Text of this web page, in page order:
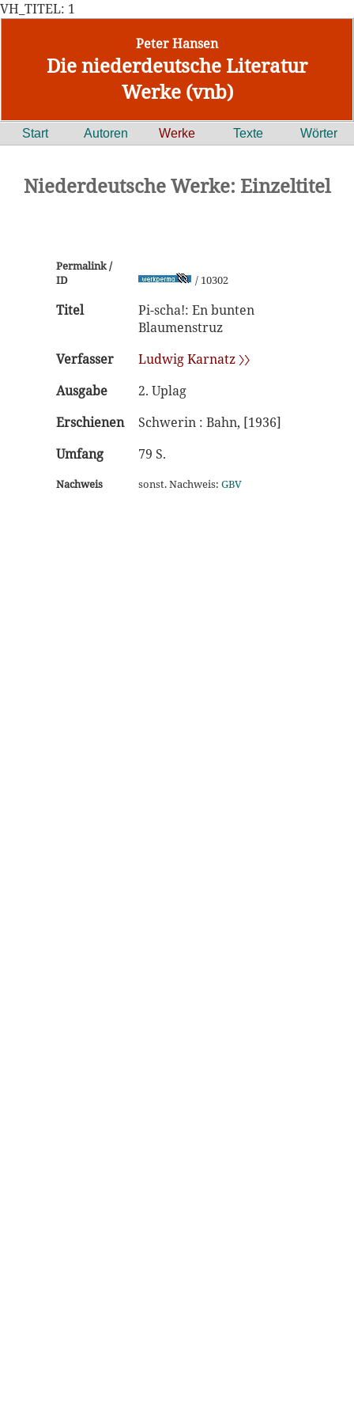
VH_TITEL: 1
Peter Hansen
Die niederdeutsche Literatur
Werke (vnb)
Start Autoren Werke Texte Wörter
Niederdeutsche Werke: Einzeltitel
Permalink /
ID
/ 10302
Titel
Pi-scha!: En bunten
Blaumenstruz
Verfasser
Ludwig Karnatz 〉〉
Ausgabe
2. Uplag
Erschienen
Schwerin : Bahn, [1936]
Umfang
79 S.
Nachweis sonst. Nachweis: GBV